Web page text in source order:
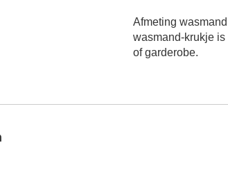
Afmeting
wasmand-krukje is
of garderobe.